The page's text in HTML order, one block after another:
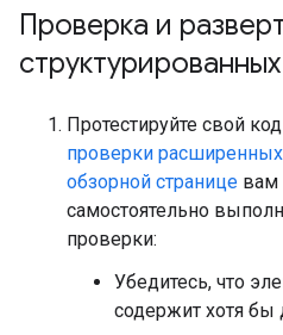
Проверка и
Протестируйте свой
проверки расширенных
обзорной странице вам
самостоятельно
проверки:
Убедитесь, что
содержит хотя бы